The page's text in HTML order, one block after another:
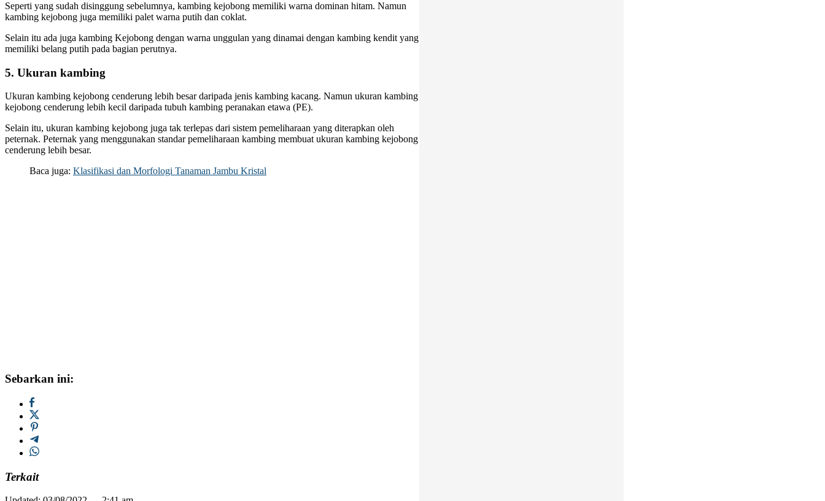
Seperti yang sudah disinggung sebelumnya, kambing kejobong memiliki warna dominan hitam. Namun
kambing kejobong juga memiliki palet warna putih dan coklat.
Selain itu ada juga kambing Kejobong dengan warna unggulan yang dinamai dengan kambing kendit yang
memiliki belang putih pada bagian perutnya.
5. Ukuran kambing
Ukuran kambing kejobong cenderung lebih besar daripada jenis kambing kacang. Namun ukuran kambing
kejobong cenderung lebih kecil daripada tubuh kambing peranakan etawa (PE).
Selain itu, ukuran kambing kejobong juga tak terlepas dari sistem pemeliharaan yang diterapkan oleh
peternak. Peternak yang menggunakan standar pemeliharaan kambing membuat ukuran kambing kejobong
cenderung lebih besar.
Baca juga: Klasifikasi dan Morfologi Tanaman Jambu Kristal
Sebarkan ini:
Terkait